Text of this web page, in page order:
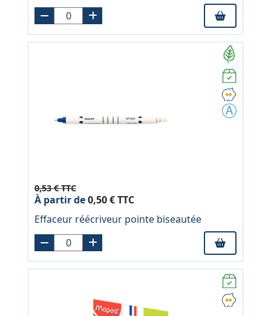
0,53 € TTC
À partir de0,50 € TTC
Effaceur réécriveur pointe biseautée